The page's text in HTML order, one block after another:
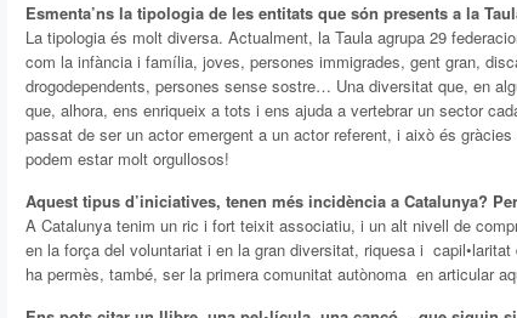
Esmenta’ns la tipologia de les entitats que són presents a la
La tipologia és molt diversa. Actualment, la Taula agrupa 29
com la infància i família, joves, persones immigrades, gent gran,
drogodependents, persones sense sostre… Una diversitat que, en
que, alhora, ens enriqueix a tots i ens ajuda a vertebrar un sector
passat de ser un actor emergent a un actor referent, i això és
podem estar molt orgullosos!
Aquest tipus d’iniciatives, tenen més incidència a Catalunya?
A Catalunya tenim un ric i fort teixit associatiu, i un alt nivell de
en la força del voluntariat i en la gran diversitat, riquesa i
ha permès, també, ser la primera comunitat autònoma en articular